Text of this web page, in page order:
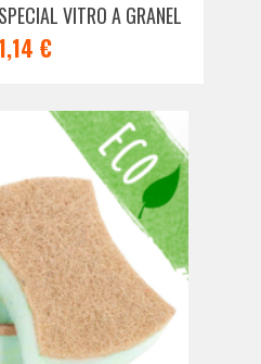
VITRO A GRANEL
€